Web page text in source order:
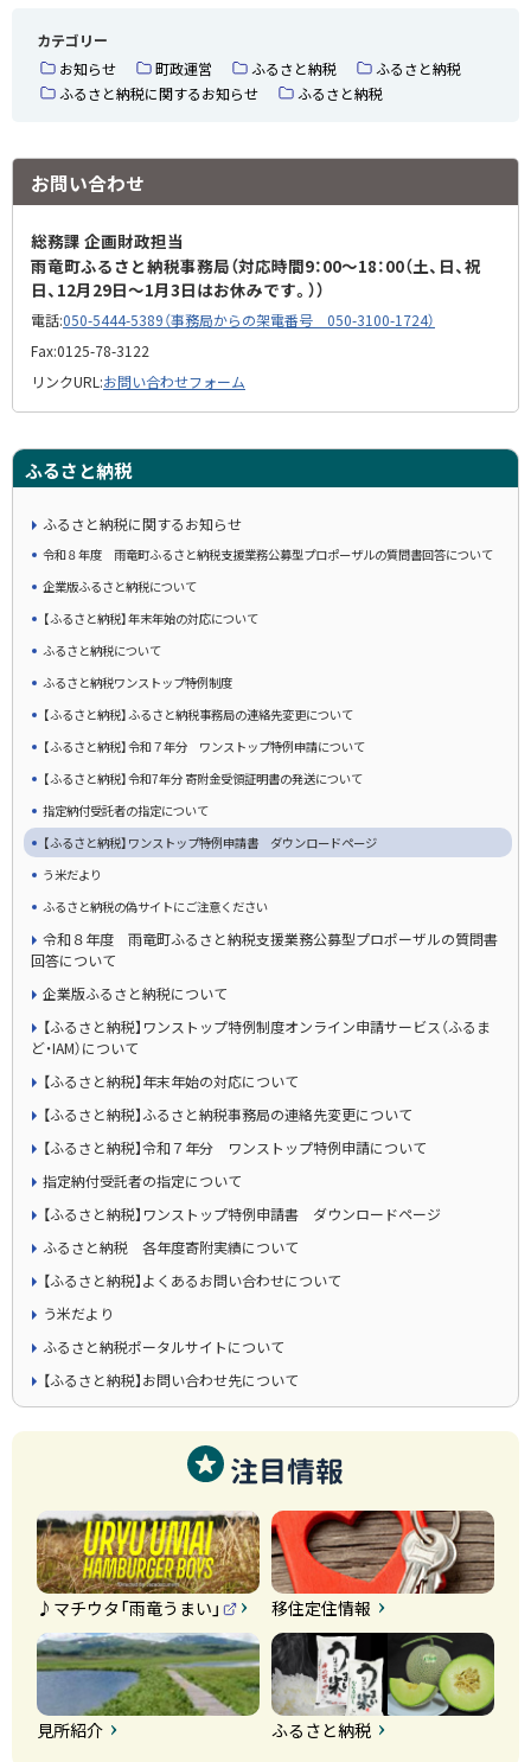
カテゴリー
お知らせ
町政運営 ふるさと納税
ふるさと納税
ふるさと納税に関するお知らせ
ふるさと納税
お問い合わせ
総務課 企画財政担当
雨竜町ふるさと納税事務局（対応時間9：00～18：00（土、日、祝
日、12月29日～1月3日はお休みです。））
電話:050-5444-5389（事務局からの架電番号 050-3100-1724）
Fax:0125-78-3122
リンクURL:お問い合わせフォーム
ふるさと納税
ふるさと納税に関するお知らせ
令和８年度 雨竜町ふるさと納税支援業務公募型プロポーザルの質問書回答について
企業版ふるさと納税について
【ふるさと納税】年末年始の対応について
ふるさと納税について
ふるさと納税ワンストップ特例制度
【ふるさと納税】ふるさと納税事務局の連絡先変更について
【ふるさと納税】令和７年分 ワンストップ特例申請について
【ふるさと納税】令和7年分 寄附金受領証明書の発送について
指定納付受託者の指定について
【ふるさと納税】ワンストップ特例申請書 ダウンロードページ
う米だより
ふるさと納税の偽サイトにご注意ください
令和８年度 雨竜町ふるさと納税支援業務公募型プロポーザルの質問書
回答について
企業版ふるさと納税について
【ふるさと納税】ワンストップ特例制度オンライン申請サービス（ふるま
ど・IAM）について
【ふるさと納税】年末年始の対応について
【ふるさと納税】ふるさと納税事務局の連絡先変更について
【ふるさと納税】令和７年分 ワンストップ特例申請について
指定納付受託者の指定について
【ふるさと納税】ワンストップ特例申請書 ダウンロードページ
ふるさと納税 各年度寄附実績について
【ふるさと納税】よくあるお問い合わせについて
う米だより
ふるさと納税ポータルサイトについて
【ふるさと納税】お問い合わせ先について
注目情報
♪マチウタ「雨竜うまい」
外
部
サ
イ
ト
移住定住情報
見所紹介 ふるさと納税